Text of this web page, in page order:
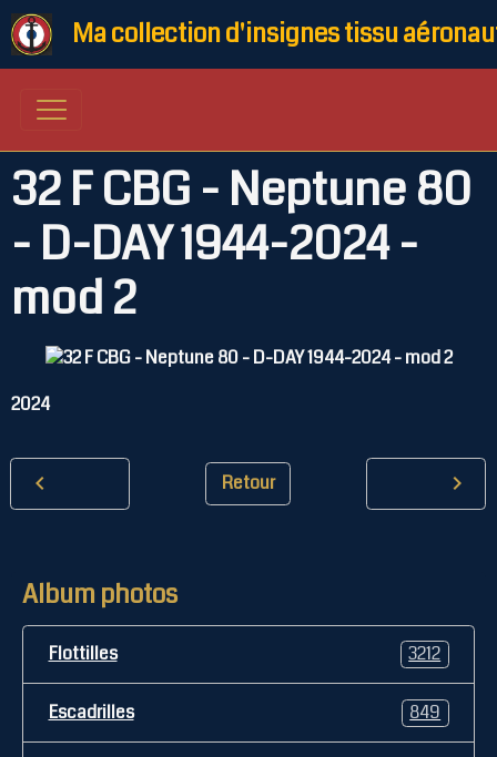
Ma collection d'insignes tissu
32 F CBG - Neptune 80
- D-DAY 1944-2024 -
mod 2
2024
Retour
Album photos
Flottilles 3212
Escadrilles 849